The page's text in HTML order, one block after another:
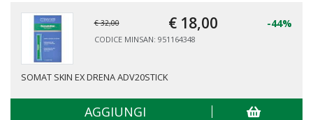
€ 32,00 € 18,00 -44%
CODICE MINSAN: 951164348
SOMAT SKIN EX DRENA ADV20STICK
AGGIUNGI